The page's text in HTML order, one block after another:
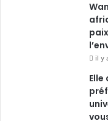
il y